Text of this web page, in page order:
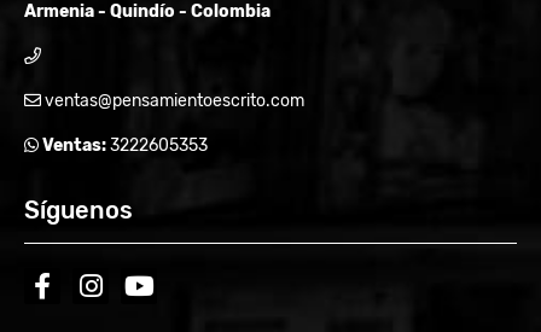
Armenia - Quindío - Colombia
ventas@pensamientoescrito.com
Ventas:3222605353
Síguenos
facebookinstagramyoutube